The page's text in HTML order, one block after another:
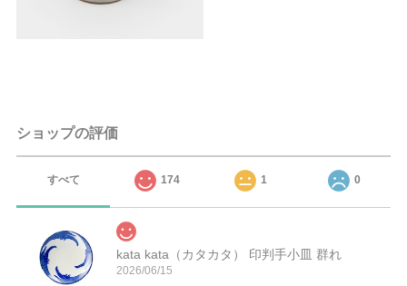
ショップの評価
すべて 174 1 0
kata kata（カタカタ） 印判手小皿 群れ
2026/06/15